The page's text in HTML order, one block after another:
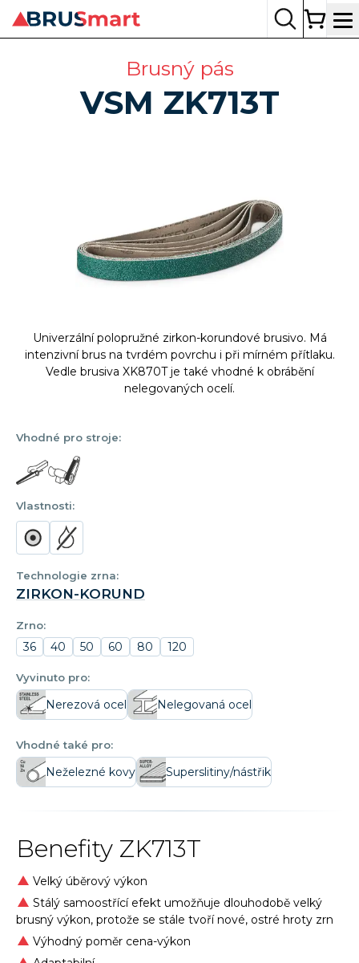
Brusný pás
VSM ZK713T
Univerzální polopružné zirkon-korundové brusivo. Má
intenzivní brus na tvrdém povrchu i při mírném přítlaku.
Vedle brusiva XK870T je také vhodné k obrábění
nelegovaných ocelí.
Vhodné pro stroje:
Vlastnosti:
Technologie zrna:
ZIRKON-KORUND
Zrno:
36 40 50 60 80 120
Vyvinuto pro:
Nerezová ocel Nelegovaná ocel
Vhodné také pro:
Neželezné kovy Superslitiny/nástřik
Benefity ZK713T
Velký úběrový výkon
Stálý samoostřící efekt umožňuje dlouhodobě velký
brusný výkon, protože se stále tvoří nové, ostré hroty zrn
Výhodný poměr cena-výkon